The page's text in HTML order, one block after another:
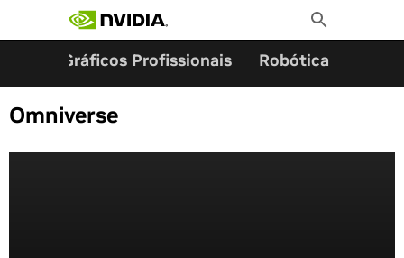
Toggle
Search
Gráficos Profissionais Robótica
Omniverse